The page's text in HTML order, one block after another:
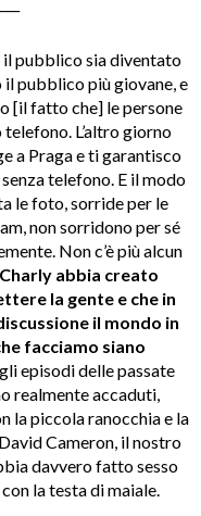
il pubblico sia diventato
pubblico più giovane, e
[il fatto che] le persone
L’altro giorno
a Praga e ti garantisco
telefono. E il modo
le foto, sorride per le
non sorridono per sé
Non c’è più alcun
abbia creato
la gente e che in
il mondo in
facciamo siano
episodi delle passate
realmente accaduti,
la piccola ranocchia e la
Cameron, il nostro
davvero fatto sesso
la testa di maiale.